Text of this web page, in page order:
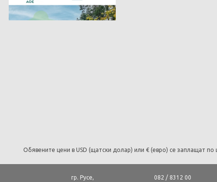
Обявените цени в USD (щатски долар) или € (евро) се заплащат
гр. Русе,
082 / 8312 00